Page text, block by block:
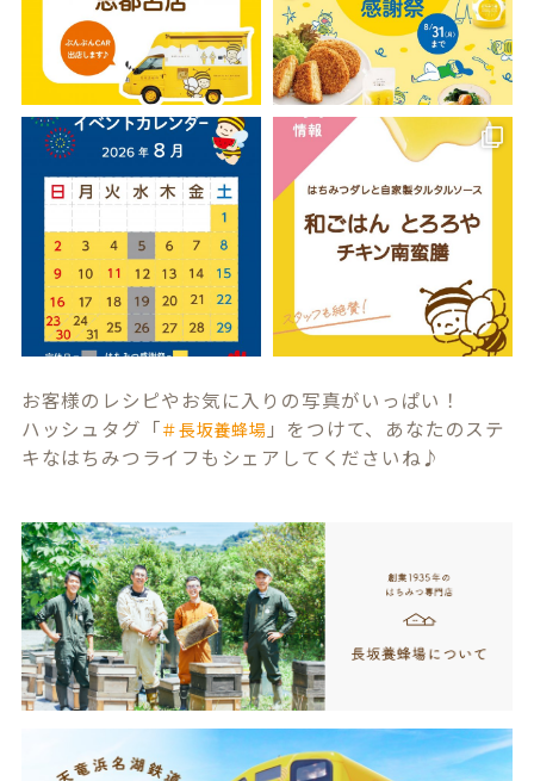
お客様のレシピやお気に入りの写真がいっぱい！
ハッシュタグ「＃長坂養蜂場 」をつけて、あなたのステ
キなはちみつライフもシェアしてくださいね♪